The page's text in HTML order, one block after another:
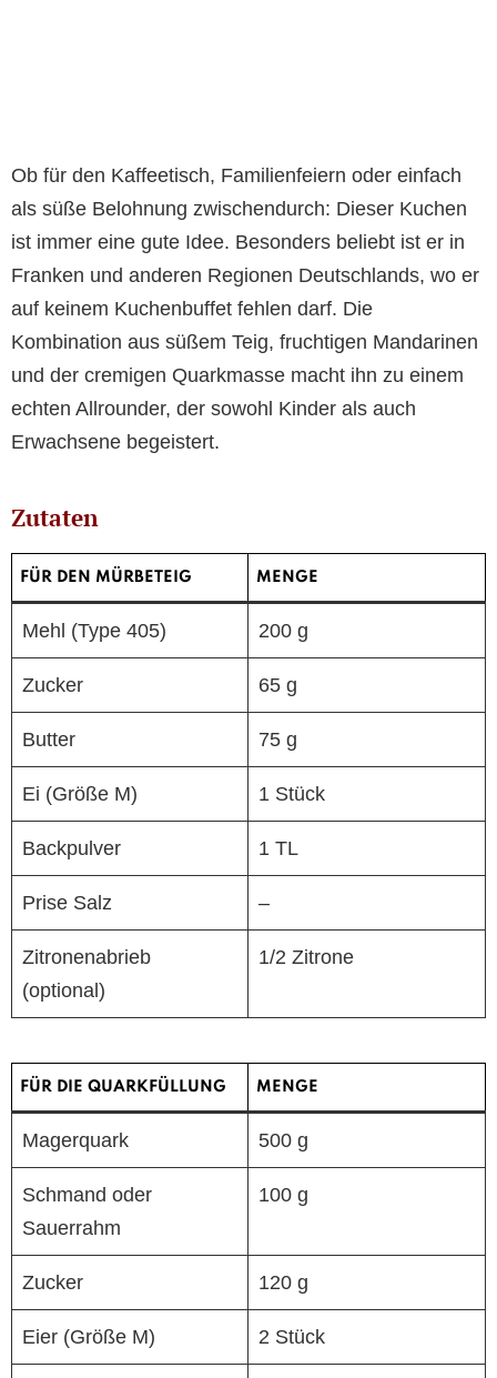
Ob für den Kaffeetisch, Familienfeiern oder einfach
als süße Belohnung zwischendurch: Dieser Kuchen
ist immer eine gute Idee. Besonders beliebt ist er in
Franken und anderen Regionen Deutschlands, wo er
auf keinem Kuchenbuffet fehlen darf. Die
Kombination aus süßem Teig, fruchtigen Mandarinen
und der cremigen Quarkmasse macht ihn zu einem
echten Allrounder, der sowohl Kinder als auch
Erwachsene begeistert.
Zutaten
FÜR DEN MÜRBETEIG MENGE
Mehl (Type 405) 200 g
Zucker 65 g
Butter 75 g
Ei (Größe M) 1 Stück
Backpulver 1 TL
Prise Salz –
Zitronenabrieb
(optional)
1/2 Zitrone
FÜR DIE QUARKFÜLLUNG MENGE
Magerquark 500 g
Schmand oder
Sauerrahm
100 g
Zucker 120 g
Eier (Größe M) 2 Stück